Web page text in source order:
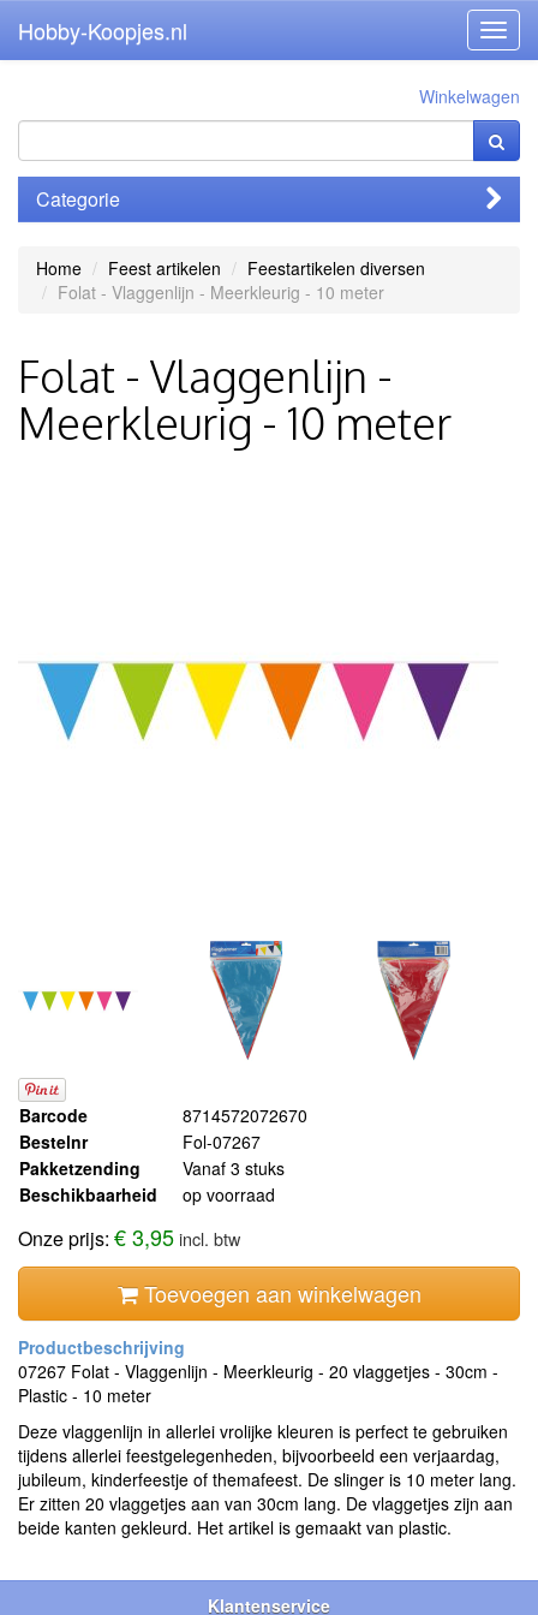
Hobby-Koopjes.nl
Winkelwagen
Categorie
Home Feest artikelen
Feestartikelen diversen
Folat - Vlaggenlijn - Meerkleurig - 10 meter
Folat - Vlaggenlijn -
Meerkleurig - 10 meter
Barcode
8714572072670
Bestelnr
Fol-07267
Pakketzending
Vanaf 3 stuks
Beschikbaarheid
op voorraad
Onze prijs: € 3,95incl. btw
Toevoegen aan winkelwagen
07267 Folat - Vlaggenlijn - Meerkleurig - 20 vlaggetjes - 30cm -
Plastic - 10 meter
Deze vlaggenlijn in allerlei vrolijke kleuren is perfect te gebruiken
tijdens allerlei feestgelegenheden, bijvoorbeeld een verjaardag,
jubileum, kinderfeestje of themafeest. De slinger is 10 meter lang.
Er zitten 20 vlaggetjes aan van 30cm lang. De vlaggetjes zijn aan
beide kanten gekleurd. Het artikel is gemaakt van plastic.
Klantenservice